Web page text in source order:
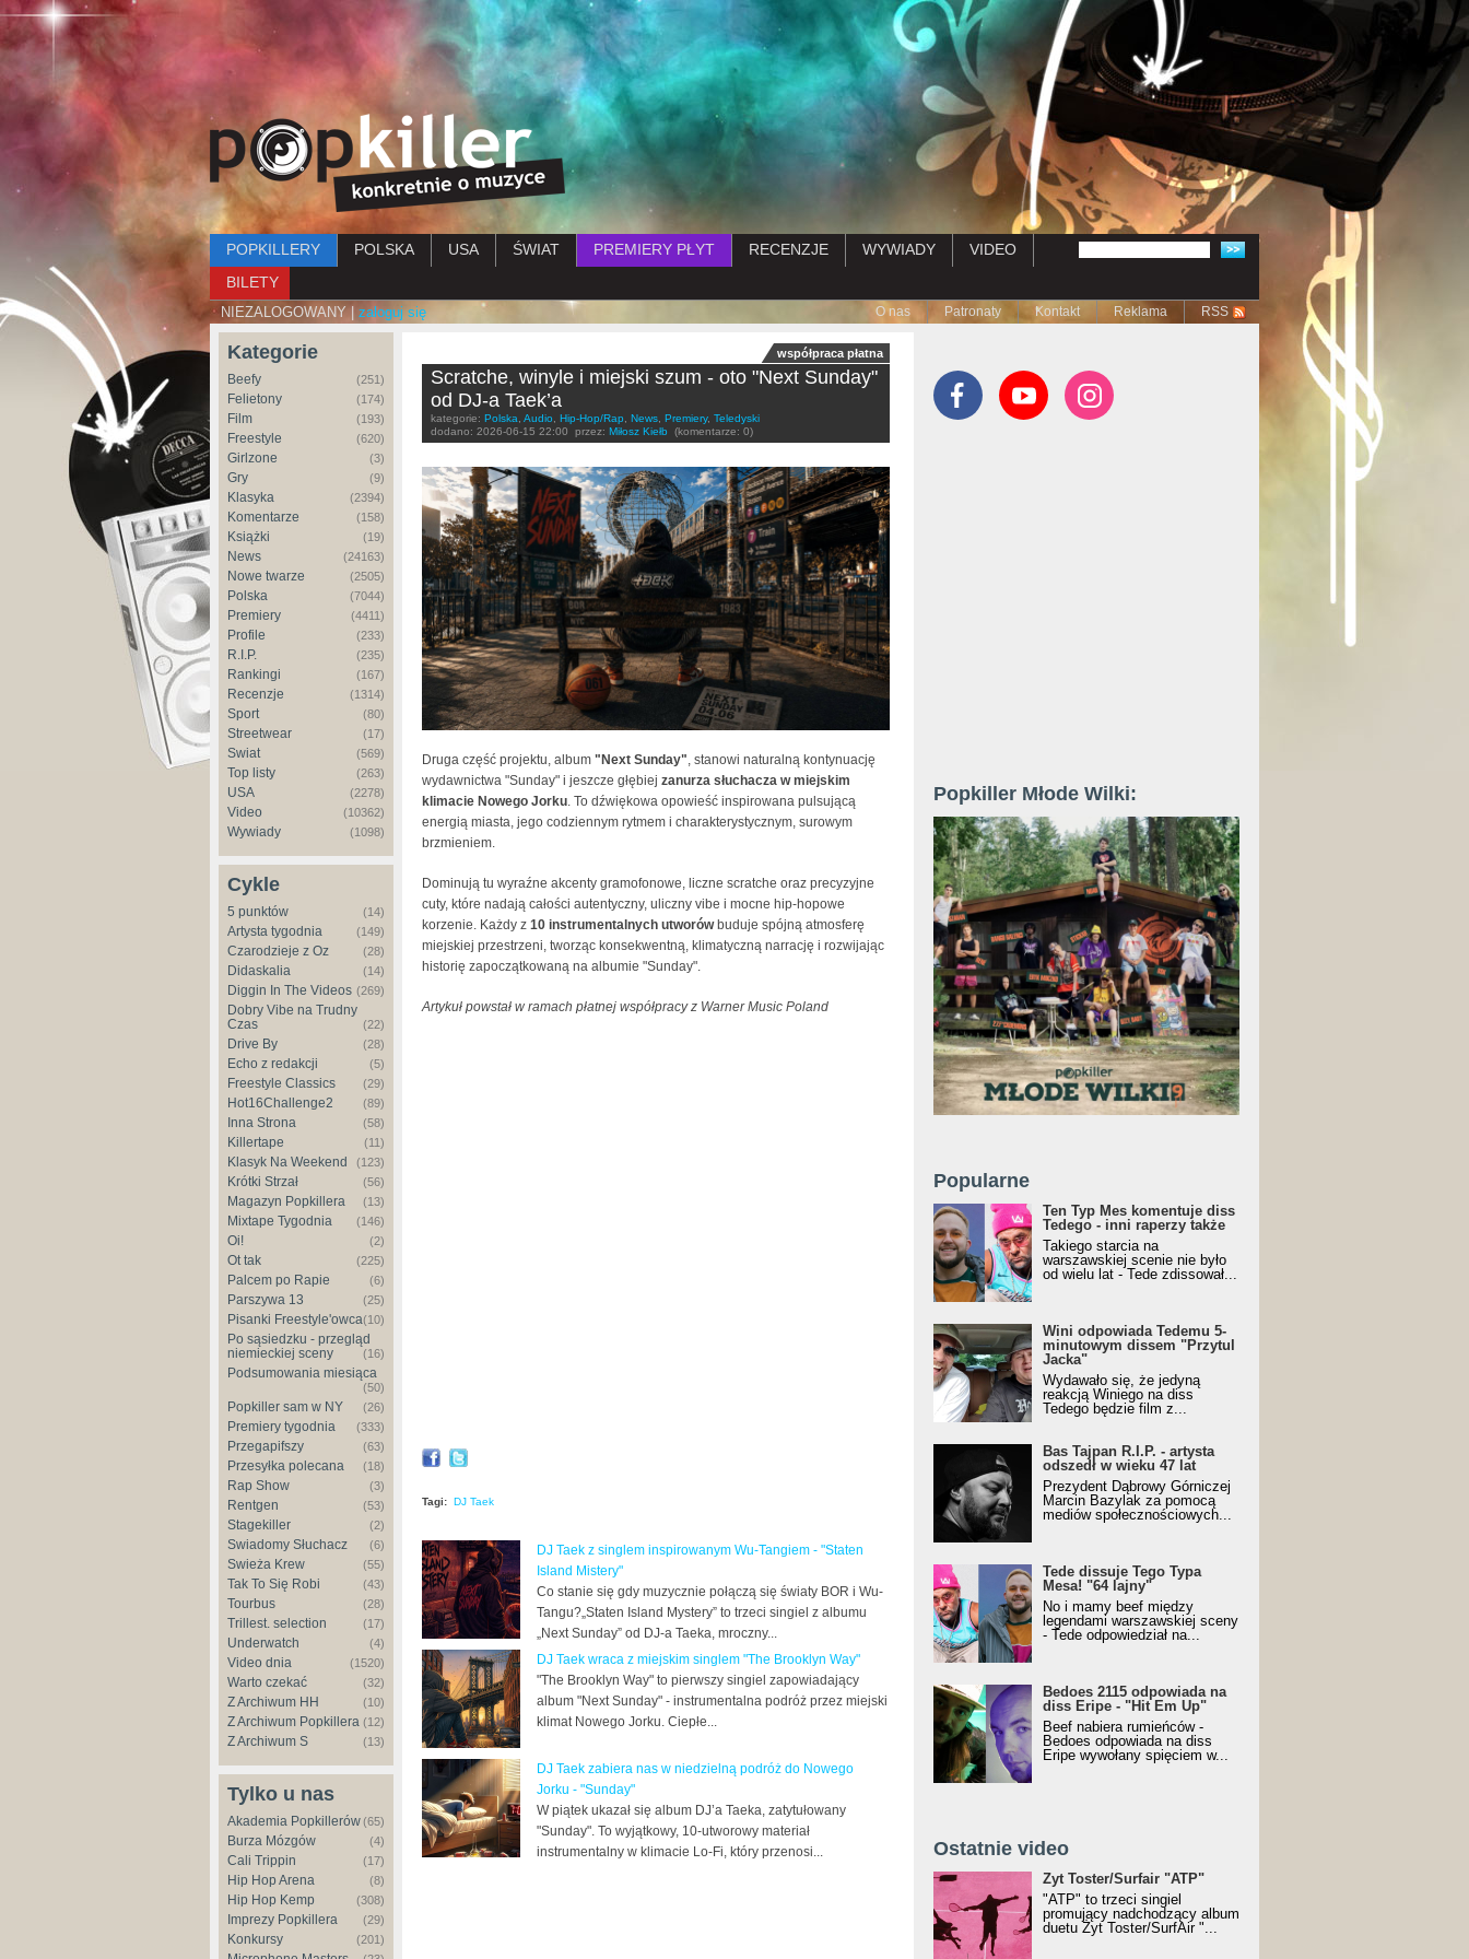
Przejdź do treści
Menu główne
POPKILLERY POLSKA USA ŚWIAT PREMIERY PŁYT RECENZJE WYWIADY
VIDEO
BILETY
NIEZALOGOWANY | zaloguj się Submenu
O nas Patronaty Kontakt Reklama RSS
Kategorie
Beefy (251)
Felietony (174)
Film (193)
Freestyle (620)
Girlzone (3)
Gry (9)
Klasyka (2394)
Komentarze (158)
Książki (19)
News (24163)
Nowe twarze (2505)
Polska (7044)
Premiery (4411)
Profile (233)
R.I.P. (235)
Rankingi (167)
Recenzje (1314)
Sport (80)
Streetwear (17)
Świat (569)
Top listy (263)
USA (2278)
Video (10362)
Wywiady (1098)
Cykle
5 punktów (14)
Artysta tygodnia (149)
Czarodzieje z Oz (28)
Didaskalia (14)
Diggin In The Videos (269)
Dobry Vibe na Trudny
Czas
(22)
Drive By (28)
Echo z redakcji (5)
Freestyle Classics (29)
Hot16Challenge2 (89)
Inna Strona (58)
Killertape (11)
Klasyk Na Weekend (123)
Krótki Strzał (56)
Magazyn Popkillera (13)
Mixtape Tygodnia (146)
Oi! (2)
Ot tak (225)
Palcem po Rapie (6)
Parszywa 13 (25)
Pisanki Freestyle'owca(10)
Po sąsiedzku - przegląd
niemieckiej sceny
(16)
Podsumowania miesiąca
(50)
Popkiller sam w NY (26)
Premiery tygodnia (333)
Przegapifszy (63)
Przesyłka polecana (18)
Rap Show (3)
Rentgen (53)
Stagekiller (2)
Świadomy Słuchacz (6)
Świeża Krew (55)
Tak To Się Robi (43)
Tourbus (28)
Trillest. selection (17)
Underwatch (4)
Video dnia (1520)
Warto czekać (32)
Z Archiwum HH (10)
Z Archiwum Popkillera (12)
Z Archiwum S (13)
Tylko u nas
Akademia Popkillerów(65)
Burza Mózgów (4)
Cali Trippin (17)
Hip Hop Arena (8)
Hip Hop Kemp (308)
Imprezy Popkillera (29)
Konkursy (201)
współpraca płatna
Scratche, winyle i miejski szum - oto "Next Sunday"
od DJ-a Taek’a
kategorie: Polska Audio Hip-Hop/Rap News Premiery, Teledyski
dodano: 2026-06-15 22:00 przez: Miłosz Kiełb (komentarze: 0)
Druga część projektu, album "Next Sunday" , stanowi naturalną kontynuację
wydawnictwa "Sunday" i jeszcze głębiej zanurza słuchacza w miejskim
klimacie Nowego Jorku . To dźwiękowa opowieść inspirowana pulsującą
energią miasta, jego codziennym rytmem i charakterystycznym, surowym
brzmieniem.
Dominują tu wyraźne akcenty gramofonowe, liczne scratche oraz precyzyjne
cuty, które nadają całości autentyczny, uliczny vibe i mocne hip-hopowe
korzenie. Każdy z 10 instrumentalnych utworówbuduje spójną atmosferę
miejskiej przestrzeni, tworząc konsekwentną, klimatyczną narrację i rozwijając
historię zapoczątkowaną na albumie "Sunday".
Artykuł powstał w ramach płatnej współpracy z Warner Music Poland
Tagi: DJ Taek
DJ Taek z singlem inspirowanym Wu-Tangiem - "Staten
Island Mistery"
Co stanie się gdy muzycznie połączą się światy BOR i Wu-
Tangu?„Staten Island Mystery” to trzeci singiel z albumu
„Next Sunday” od DJ-a Taeka, mroczny...
DJ Taek wraca z miejskim singlem "The Brooklyn Way"
"The Brooklyn Way" to pierwszy singiel zapowiadający
album "Next Sunday" - instrumentalna podróż przez miejski
klimat Nowego Jorku. Ciepłe...
DJ Taek zabiera nas w niedzielną podróż do Nowego
Jorku - "Sunday"
W piątek ukazał się album DJ’a Taeka, zatytułowany
"Sunday". To wyjątkowy, 10-utworowy materiał
instrumentalny w klimacie Lo-Fi, który przenosi...
Popkiller Młode Wilki:
Popularne
Ten Typ Mes komentuje diss
Tedego - inni raperzy także
Takiego starcia na
warszawskiej scenie nie było
od wielu lat - Tede zdissował...
Wini odpowiada Tedemu 5-
minutowym dissem "Przytul
Jacka"
Wydawało się, że jedyną
reakcją Winiego na diss
Tedego będzie film z...
Bas Tajpan R.I.P. - artysta
odszedł w wieku 47 lat
Prezydent Dąbrowy Górniczej
Marcin Bazylak za pomocą
mediów społecznościowych...
Tede dissuje Tego Typa
Mesa! "64 lajny"
No i mamy beef między
legendami warszawskiej sceny
- Tede odpowiedział na...
Bedoes 2115 odpowiada na
diss Eripe - "Hit Em Up"
Beef nabiera rumieńców -
Bedoes odpowiada na diss
Eripe wywołany spięciem w...
Ostatnie video
Żyt Toster/SurfAir - ATP VIDEO
Żyt Toster/Surfair "ATP"
"ATP" to trzeci singiel
promujący nadchodzący album
duetu Żyt Toster/SurfAir "...